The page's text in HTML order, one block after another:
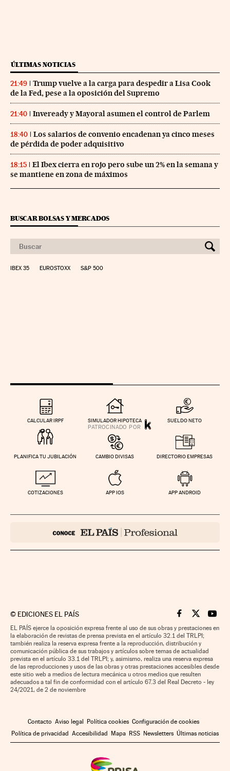
ÚLTIMAS NOTICIAS
21:49
Trump vuelve a la carga para despedir a Lisa Cook
de la Fed, pese a la oposición del Supremo
21:40 Inveready y Mayoral asumen el control de Parlem
18:40
Los salarios de convenio encadenan ya cinco meses
de pérdida de poder adquisitivo
18:15
El Ibex cierra en rojo pero sube un 2% en la semana y
se mantiene en zona de máximos
BUSCAR BOLSAS Y MERCADOS
IBEX 35 EUROSTOXX S&P 500
CALCULAR IRPF SIMULADOR HIPOTECA SUELDO NETO
PLANIFICA TU JUBILACIÓN CAMBIO DIVISAS DIRECTORIO EMPRESAS
COTIZACIONES APP IOS APP ANDROID
© EDICIONES EL PAÍS Cinco Días en
Cinco Días
Cinco
EL PAÍS ejerce la oposición expresa frente al uso de sus obras y prestaciones en
la elaboración de revistas de prensa prevista en el artículo 32.1 del TRLPI;
también realiza la reserva expresa frente a la reproducción, distribución y
comunicación pública de sus trabajos y artículos sobre temas de actualidad
prevista en el artículo 33.1 del TRLPI; y, asimismo, realiza una reserva expresa
de las reproducciones y usos de las obras y otras prestaciones accesibles desde
este sitio web a medios de lectura mecánica u otros medios que resulten
adecuados a tal fin de conformidad con el artículo 67.3 del Real Decreto - ley
24/2021, de 2 de noviembre
Contacto Aviso legal Política cookies Configuración de cookies
Política de privacidad Accesibilidad Mapa RSS Newsletters Últimas noticias